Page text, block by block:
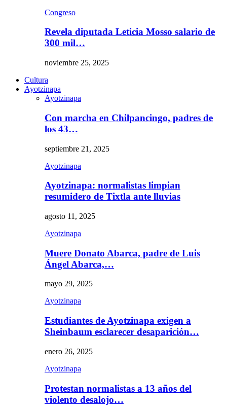
Congreso
Revela diputada Leticia Mosso salario de
300 mil…
noviembre 25, 2025
Cultura
Ayotzinapa
Ayotzinapa
Con marcha en Chilpancingo, padres de
los 43…
septiembre 21, 2025
Ayotzinapa
Ayotzinapa: normalistas limpian
resumidero de Tixtla ante lluvias
agosto 11, 2025
Ayotzinapa
Muere Donato Abarca, padre de Luis
Ángel Abarca,…
mayo 29, 2025
Ayotzinapa
Estudiantes de Ayotzinapa exigen a
Sheinbaum esclarecer desaparición…
enero 26, 2025
Ayotzinapa
Protestan normalistas a 13 años del
violento desalojo…